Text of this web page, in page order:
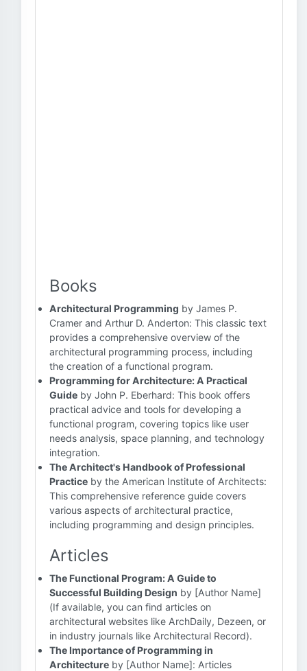
Books
Architectural Programming by James P.
Cramer and Arthur D. Anderton: This classic text
provides a comprehensive overview of the
architectural programming process, including
the creation of a functional program.
Programming for Architecture: A Practical
Guide by John P. Eberhard: This book offers
practical advice and tools for developing a
functional program, covering topics like user
needs analysis, space planning, and technology
integration.
The Architect's Handbook of Professional
Practice by the American Institute of Architects:
This comprehensive reference guide covers
various aspects of architectural practice,
including programming and design principles.
Articles
The Functional Program: A Guide to
Successful Building Design by [Author Name]
(If available, you can find articles on
architectural websites like ArchDaily, Dezeen, or
in industry journals like Architectural Record).
The Importance of Programming in
Architecture by [Author Name]: Articles